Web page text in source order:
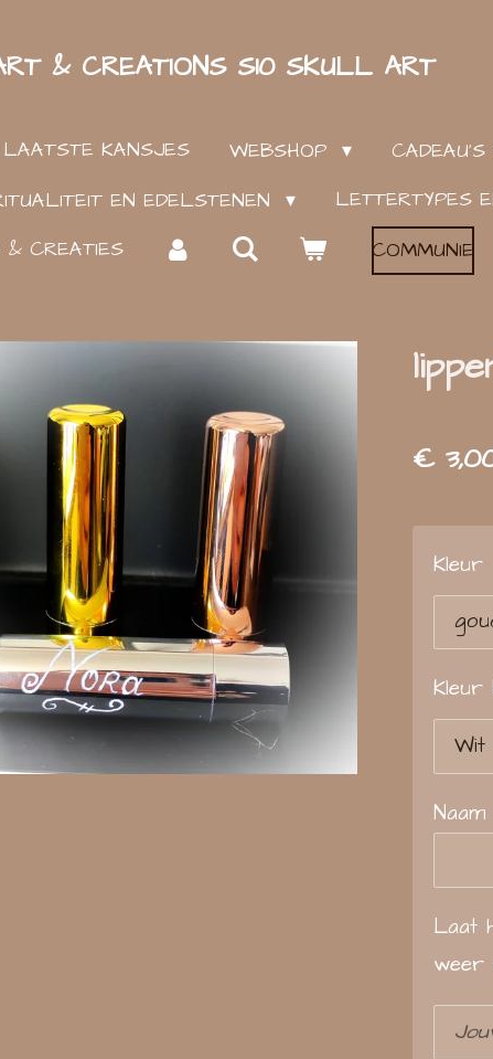
& CREATIONS S10 SKULL ART
LAATSTE KANSJES WEBSHOP CADEAU'S
EN EDELSTENEN LETTERTYPES
& CREATIES COMMUNIE
€
Kleur
Kleur
Naam
Laat
weer